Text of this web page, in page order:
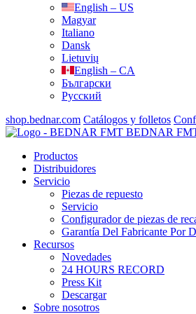
English – US
Magyar
Italiano
Dansk
Lietuvių
English – CA
Български
Русский
shop.bednar.com Catálogos y folletos
BEDNAR
Productos
Distribuidores
Servicio
Piezas de repuesto
Servicio
Configurador de piezas de
Garantía Del Fabricante Por
Recursos
Novedades
24 HOURS RECORD
Press Kit
Descargar
Sobre nosotros